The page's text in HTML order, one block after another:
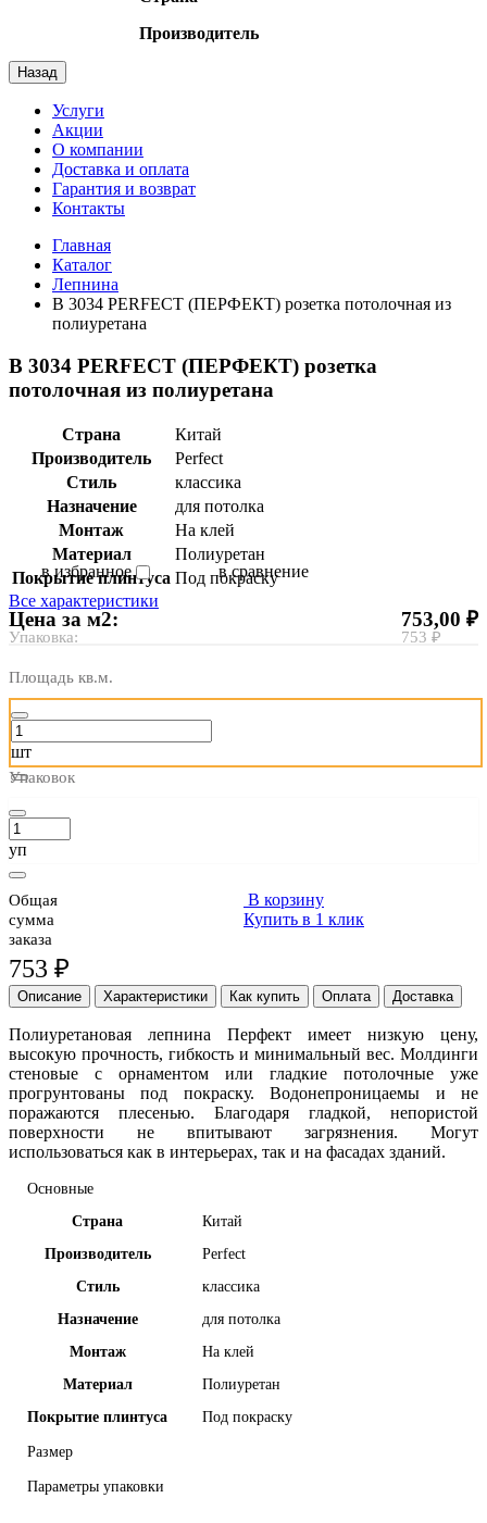
Производитель
Назад
Услуги
Акции
О компании
Доставка и оплата
Гарантия и возврат
Контакты
Главная
Каталог
Лепнина
В 3034 PERFECT (ПЕРФЕКТ) розетка потолочная из
полиуретана
В 3034 PERFECT (ПЕРФЕКТ) розетка
потолочная из полиуретана
Страна
Китай
Производитель
Perfect
Стиль
классика
Назначение
для потолка
Монтаж
На клей
Материал
Полиуретан
Покрытие плинтуса Под покраску
Все характеристики
в избранное в сравнение
Цена за м2:
Упаковка:
753,00 ₽
753 ₽
Площадь кв.м.
шт
Упаковок
уп
Общая
сумма
заказа
753 ₽
В корзину
Купить в 1 клик
Описание Характеристики Как купить Оплата Доставка
Полиуретановая лепнина Перфект имеет
низкую цену,
высокую прочность, гибкость и минимальный вес. Молдинги
стеновые с орнаментом или гладкие потолочные уже
прогрунтованы под покраску. Водонепроницаемы и не
поражаются плесенью. Благодаря гладкой, непористой
поверхности не впитывают загрязнения. Могут
использоваться как в интерьерах, так и на фасадах зданий.
Основные
Страна
Китай
Производитель
Perfect
Стиль
классика
Назначение
для потолка
Монтаж
На клей
Материал
Полиуретан
Покрытие плинтуса
Под покраску
Размер
Параметры упаковки